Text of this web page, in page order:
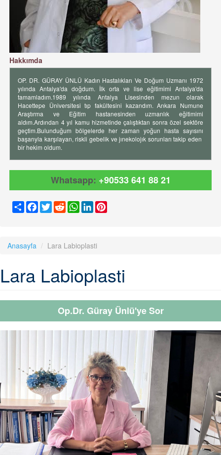
Hakkımda
OP. DR. GÜRAY ÜNLÜ Kadın Hastalıkları Ve Doğum Uzmanı 1972
yılında Antalya'da doğdum. İlk orta ve lise eğitimimi Antalya'da
tamamladım.1989 yılında Antalya Lisesinden mezun olarak
Hacettepe Üniversitesi tıp fakültesini kazandım. Ankara Numune
Araştırma ve Eğitim hastanesinden uzmanlık eğitimimi
aldım.Ardından 4 yıl kamu hizmetinde çalıştıktan sonra özel sektöre
geçtim.Bulunduğum bölgelerde her zaman yoğun hasta sayısını
başarıyla karşılayan, riskli gebelik ve jınekolojık sorunları takip eden
bir hekim oldum.
Whatsapp: +90533 641 88 21
ShareFacebook
TwitterRedditWhatsApp
LinkedIn
Anasayfa Lara Labioplasti
Lara Labioplasti
Op.Dr. Güray Ünlü'ye Sor